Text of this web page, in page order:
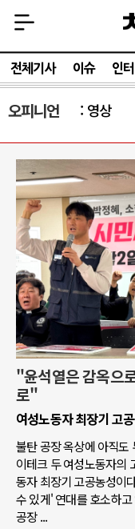
전체기사 이슈 인
오피니언 영상
"윤석열은 감옥으
로"
여성노동자 최장기 고
불탄 공장 옥상에 아직도
이테크 두 여성노동자의
동자 최장기 고공농성이
수 있게' 연대를 호소하
공장 ...